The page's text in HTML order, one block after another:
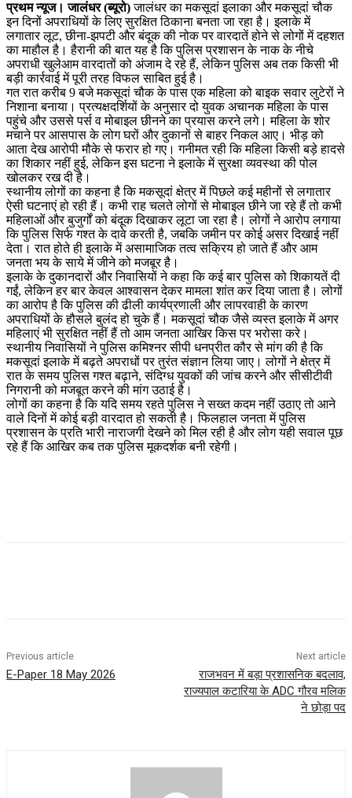
प्रथम न्यूज। जालंधर (ब्यूरो)जालंधर का मकसूदां इलाका और मकसूदां चौक
इन दिनों अपराधियों के लिए सुरक्षित ठिकाना बनता जा रहा है। इलाके में
लगातार लूट, छीना-झपटी और बंदूक की नोक पर वारदातें होने से लोगों में दहशत
का माहौल है। हैरानी की बात यह है कि पुलिस प्रशासन के नाक के नीचे
अपराधी खुलेआम वारदातों को अंजाम दे रहे हैं, लेकिन पुलिस अब तक किसी भी
बड़ी कार्रवाई में पूरी तरह विफल साबित हुई है।
गत रात करीब 9 बजे मकसूदां चौक के पास एक महिला को बाइक सवार लुटेरों ने
निशाना बनाया। प्रत्यक्षदर्शियों के अनुसार दो युवक अचानक महिला के पास
पहुंचे और उससे पर्स व मोबाइल छीनने का प्रयास करने लगे। महिला के शोर
मचाने पर आसपास के लोग घरों और दुकानों से बाहर निकल आए। भीड़ को
आता देख आरोपी मौके से फरार हो गए। गनीमत रही कि महिला किसी बड़े हादसे
का शिकार नहीं हुई, लेकिन इस घटना ने इलाके में सुरक्षा व्यवस्था की पोल
खोलकर रख दी है।
स्थानीय लोगों का कहना है कि मकसूदां क्षेत्र में पिछले कई महीनों से लगातार
ऐसी घटनाएं हो रही हैं। कभी राह चलते लोगों से मोबाइल छीने जा रहे हैं तो कभी
महिलाओं और बुजुर्गों को बंदूक दिखाकर लूटा जा रहा है। लोगों ने आरोप लगाया
कि पुलिस सिर्फ गश्त के दावे करती है, जबकि जमीन पर कोई असर दिखाई नहीं
देता। रात होते ही इलाके में असामाजिक तत्व सक्रिय हो जाते हैं और आम
जनता भय के साये में जीने को मजबूर है।
इलाके के दुकानदारों और निवासियों ने कहा कि कई बार पुलिस को शिकायतें दी
गईं, लेकिन हर बार केवल आश्वासन देकर मामला शांत कर दिया जाता है। लोगों
का आरोप है कि पुलिस की ढीली कार्यप्रणाली और लापरवाही के कारण
अपराधियों के हौसले बुलंद हो चुके हैं। मकसूदां चौक जैसे व्यस्त इलाके में अगर
महिलाएं भी सुरक्षित नहीं हैं तो आम जनता आखिर किस पर भरोसा करे।
स्थानीय निवासियों ने पुलिस कमिश्नर सीपी धनप्रीत कौर से मांग की है कि
मकसूदां इलाके में बढ़ते अपराधों पर तुरंत संज्ञान लिया जाए। लोगों ने क्षेत्र में
रात के समय पुलिस गश्त बढ़ाने, संदिग्ध युवकों की जांच करने और सीसीटीवी
निगरानी को मजबूत करने की मांग उठाई है।
लोगों का कहना है कि यदि समय रहते पुलिस ने सख्त कदम नहीं उठाए तो आने
वाले दिनों में कोई बड़ी वारदात हो सकती है। फिलहाल जनता में पुलिस
प्रशासन के प्रति भारी नाराजगी देखने को मिल रही है और लोग यही सवाल पूछ
रहे हैं कि आखिर कब तक पुलिस मूकदर्शक बनी रहेगी।
Previous article
E-Paper 18 May 2026
Next article
राजभवन में बड़ा प्रशासनिक बदलाव,
राज्यपाल कटारिया के ADC गौरव मलिक
ने छोड़ा पद